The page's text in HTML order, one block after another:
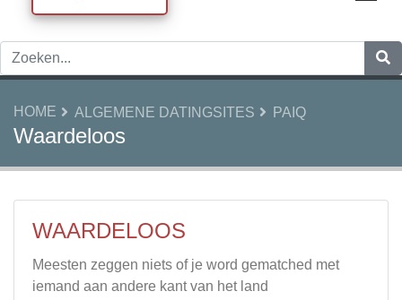
HOME ALGEMENE DATINGSITES PAIQ
Waardeloos
WAARDELOOS
Meesten zeggen niets of je word gematched met
iemand aan andere kant van het land